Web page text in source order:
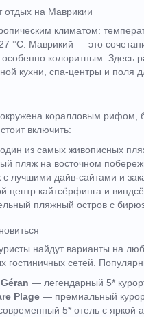
отдых на Маврикии
климатом:
°C. Маврикий — это
колоритным. Здесь
кухни, спа-центры и поля
коралловым рифом,
включить:
из самых живописных
пляж на восточном
лучшими дайв-сайтами и
центр кайтсёрфинга и
пляжный остров с
найдут варианты на
гостиничных сетей.
— легендарный 5*
Plage — премиальный
5* отель с яркой